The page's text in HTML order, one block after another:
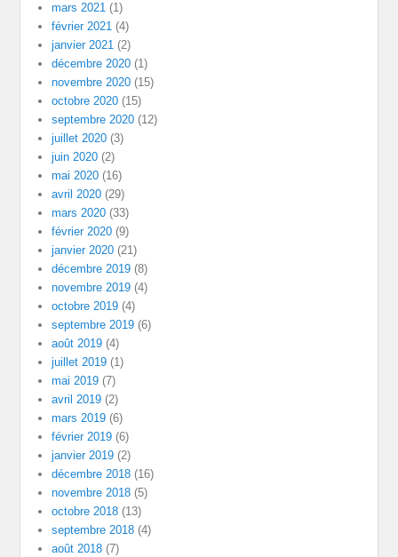
mars 2021 (1)
février 2021 (4)
janvier 2021 (2)
décembre 2020 (1)
novembre 2020 (15)
octobre 2020 (15)
septembre 2020 (12)
juillet 2020 (3)
juin 2020 (2)
mai 2020 (16)
avril 2020 (29)
mars 2020 (33)
février 2020 (9)
janvier 2020 (21)
décembre 2019 (8)
novembre 2019 (4)
octobre 2019 (4)
septembre 2019 (6)
août 2019 (4)
juillet 2019 (1)
mai 2019 (7)
avril 2019 (2)
mars 2019 (6)
février 2019 (6)
janvier 2019 (2)
décembre 2018 (16)
novembre 2018 (5)
octobre 2018 (13)
septembre 2018 (4)
août 2018 (7)